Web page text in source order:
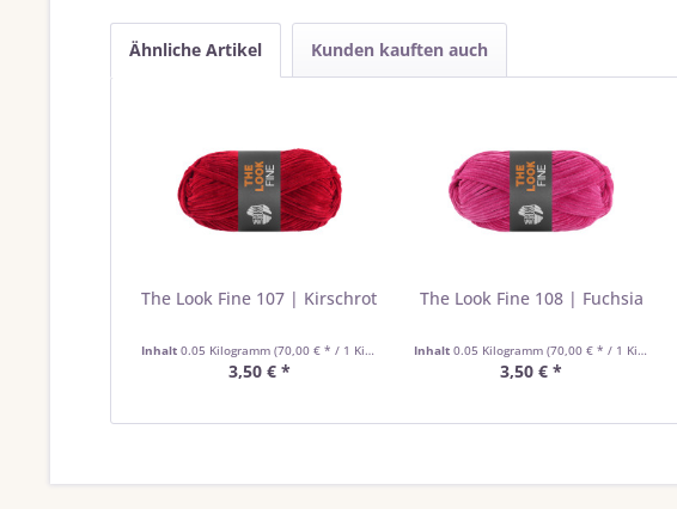
Ähnliche Artikel Kunden kauften auch
The Look Fine 107 | Kirschrot
Inhalt 0.05 Kilogramm (70,00 € * / 1 Kilogramm)
3,50 € *
The Look Fine 108 | Fuchsia
Inhalt 0.05 Kilogramm (70,00 € * / 1 Kilogramm)
3,50 € *